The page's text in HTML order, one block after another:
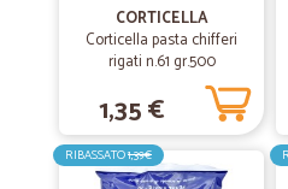
grande distribuzione. Particolari i
meno note come quelle di
note. L'imballaggio è sempre fatto
consegne con bottiglie rotte o altri
rispettata e puntuale. Un unico
lavora un po' da casa ed un po' in
prodotti da frigorifero, sarebbe utile
il giorno della consegna.
CORTICELLA
Corticella pasta chifferi
rigati n.61 gr.500
1,35 €
RIBASSATO1,39€